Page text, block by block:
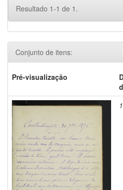
Resultado 1-1 de 1.
Conjunto de itens:
Pré-visualização